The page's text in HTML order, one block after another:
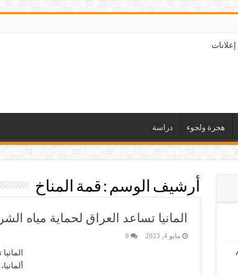
إعلانات
هجرة ولجوء دراسة
أرشيف الوسم : قمة المناخ
المانيا تساعد العراق لحماية مياه
مايو 4, 2023 0